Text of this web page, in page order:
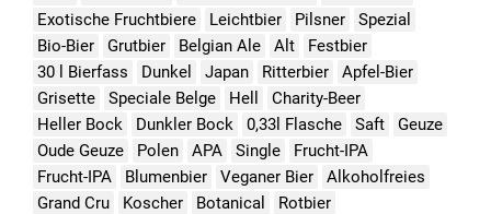
Exotische Fruchtbiere
Leichtbier Pilsner
Spezial
Bio-Bier
Grutbier Belgian Ale Alt
Festbier
30 l Bierfass
Dunkel Japan Ritterbier
Apfel-Bier
Grisette
Speciale Belge Hell
Charity-Beer
Heller Bock
Dunkler Bock 0,33l Flasche Saft
Geuze
Oude Geuze
Polen APA Single
Frucht-IPA
Frucht-IPA
Blumenbier Veganer Bier
Alkoholfreies
Grand Cru
Koscher Botanical
Rotbier